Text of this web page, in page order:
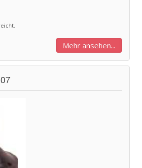
Mehr ansehen...